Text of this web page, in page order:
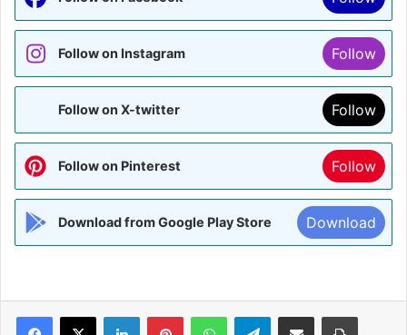
Follow on Instagram Follow
Follow on X-twitter Follow
Follow on Pinterest Follow
Download from Google Play Store Download
Facebook
X LinkedInPinterestWhatsAppTelegramShare via Email Print